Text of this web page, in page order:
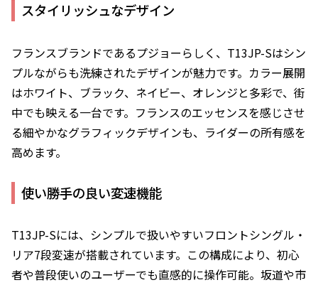
スタイリッシュなデザイン
フランスブランドであるプジョーらしく、T13JP-Sはシン
プルながらも洗練されたデザインが魅力です。カラー展開
はホワイト、ブラック、ネイビー、オレンジと多彩で、街
中でも映える一台です。フランスのエッセンスを感じさせ
る細やかなグラフィックデザインも、ライダーの所有感を
高めます。
使い勝手の良い変速機能
T13JP-Sには、シンプルで扱いやすいフロントシングル・
リア7段変速が搭載されています。この構成により、初心
者や普段使いのユーザーでも直感的に操作可能。坂道や市